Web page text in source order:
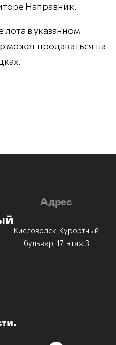
Направник.
в указанном
может продаваться на
Адрес
Кисловодск, Курортный
бульвар, 17, этаж 3